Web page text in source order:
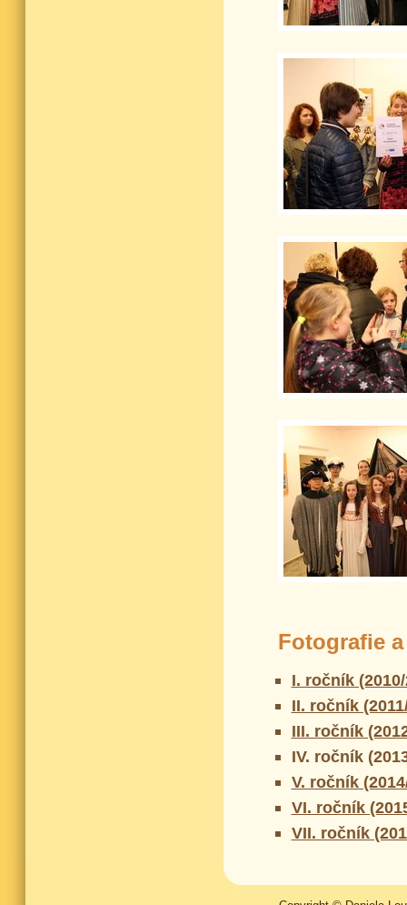
Fotografie
I. ročník (2010/
II. ročník
III. ročník
IV. ročník
V. ročník
VI. ročník
VII. ročník